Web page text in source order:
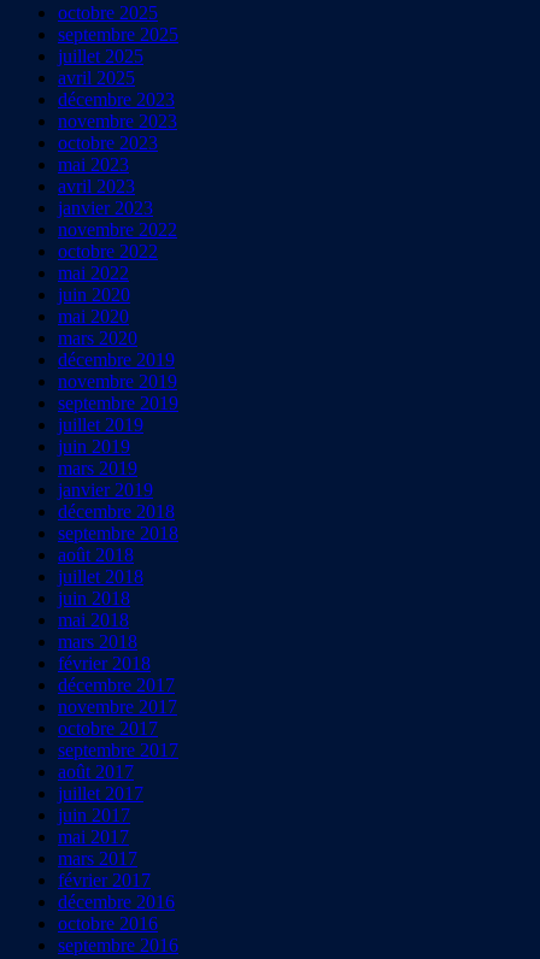
octobre 2025
septembre 2025
juillet 2025
avril 2025
décembre 2023
novembre 2023
octobre 2023
mai 2023
avril 2023
janvier 2023
novembre 2022
octobre 2022
mai 2022
juin 2020
mai 2020
mars 2020
décembre 2019
novembre 2019
septembre 2019
juillet 2019
juin 2019
mars 2019
janvier 2019
décembre 2018
septembre 2018
août 2018
juillet 2018
juin 2018
mai 2018
mars 2018
février 2018
décembre 2017
novembre 2017
octobre 2017
septembre 2017
août 2017
juillet 2017
juin 2017
mai 2017
mars 2017
février 2017
décembre 2016
octobre 2016
septembre 2016